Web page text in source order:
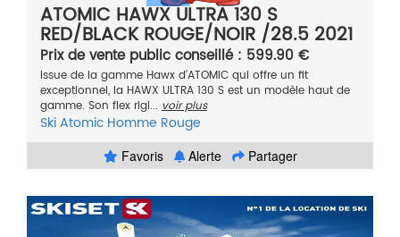
ATOMIC HAWX ULTRA 130 S
RED/BLACK ROUGE/NOIR /28.5 2021
Prix de vente public conseillé : 599.90 €
Issue de la gamme Hawx d’ATOMIC qui offre un fit
exceptionnel, la HAWX ULTRA 130 S est un modèle haut de
gamme. Son flex rigi... voir plus
SkiAtomic Homme Rouge
Favoris Alerte Partager